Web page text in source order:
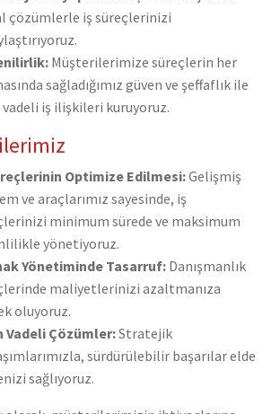
çözümlerle iş süreçlerinizi
Müşterilerimize süreçlerin her
sağladığımız güven ve şeffaflık ile
vadeli iş ilişkileri kuruyoruz.
Optimize Edilmesi:Gelişmiş
ve araçlarımız sayesinde, iş
minimum sürede ve maksimum
yönetiyoruz.
Yönetiminde Tasarruf:Danışmanlık
maliyetlerinizi azaltmanıza
oluyoruz.
Vadeli Çözümler:Stratejik
sürdürülebilir başarılar elde
sağlıyoruz.